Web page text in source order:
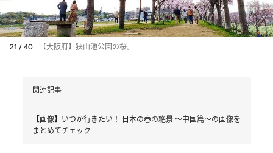
21 / 40 【大阪府】狭山池公園の桜。
関連記事
【画像】いつか行きたい！ 日本の春の絶景 ～中国篇～の画像を
まとめてチェック